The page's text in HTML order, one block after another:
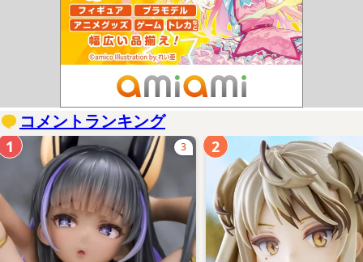
コメントランキング
3
1 2